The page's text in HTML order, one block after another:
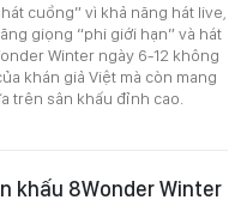
cuồng” vì khả năng hát live,
giọng “phi giới hạn” và hát
Winter ngày 6-12 không
khán giả Việt mà còn mang
trên sân khấu đỉnh cao.
khấu 8Wonder Winter